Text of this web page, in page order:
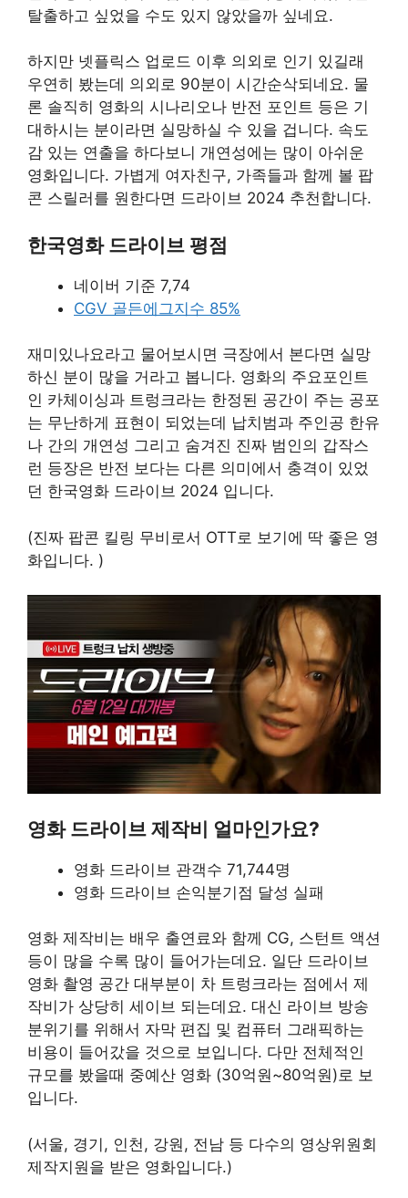
탈출하고 싶었을 수도 있지 않았을까 싶네요.
하지만 넷플릭스 업로드 이후 의외로 인기 있길래
우연히 봤는데 의외로 90분이 시간순삭되네요. 물
론 솔직히 영화의 시나리오나 반전 포인트 등은 기
대하시는 분이라면 실망하실 수 있을 겁니다. 속도
감 있는 연출을 하다보니 개연성에는 많이 아쉬운
영화입니다. 가볍게 여자친구, 가족들과 함께 볼 팝
콘 스릴러를 원한다면 드라이브 2024 추천합니다.
한국영화 드라이브 평점
네이버 기준 7,74
CGV 골든에그지수 85%
재미있나요라고 물어보시면 극장에서 본다면 실망
하신 분이 많을 거라고 봅니다. 영화의 주요포인트
인 카체이싱과 트렁크라는 한정된 공간이 주는 공포
는 무난하게 표현이 되었는데 납치범과 주인공 한유
나 간의 개연성 그리고 숨겨진 진짜 범인의 갑작스
런 등장은 반전 보다는 다른 의미에서 충격이 있었
던 한국영화 드라이브 2024 입니다.
(진짜 팝콘 킬링 무비로서 OTT로 보기에 딱 좋은 영
화입니다. )
영화 드라이브 제작비 얼마인가요?
영화 드라이브 관객수 71,744명
영화 드라이브 손익분기점 달성 실패
영화 제작비는 배우 출연료와 함께 CG, 스턴트 액션
등이 많을 수록 많이 들어가는데요. 일단 드라이브
영화 촬영 공간 대부분이 차 트렁크라는 점에서 제
작비가 상당히 세이브 되는데요. 대신 라이브 방송
분위기를 위해서 자막 편집 및 컴퓨터 그래픽하는
비용이 들어갔을 것으로 보입니다. 다만 전체적인
규모를 봤을때 중예산 영화 (30억원~80억원)로 보
입니다.
(서울, 경기, 인천, 강원, 전남 등 다수의 영상위원회
제작지원을 받은 영화입니다.)